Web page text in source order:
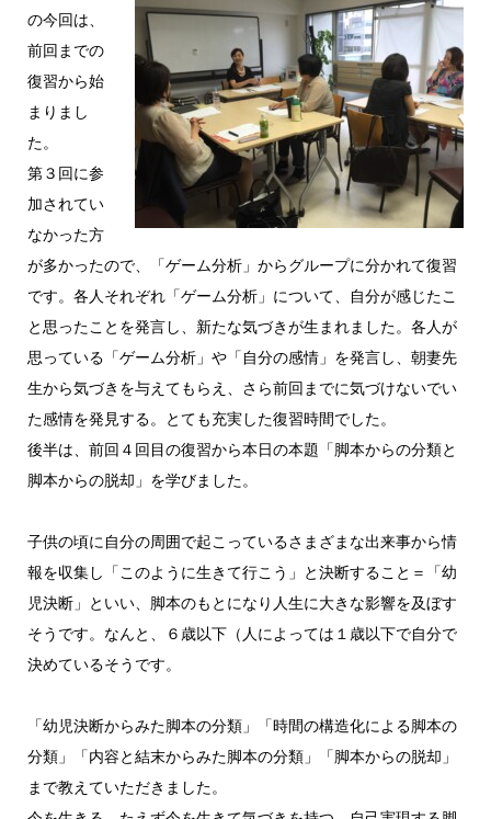
の今回は、
前回までの
復習から始
まりまし
た。
第３回に参
加されてい
なかった方
が多かったので、「ゲーム分析」からグループに分かれて復習
です。各人それぞれ「ゲーム分析」について、自分が感じたこ
と思ったことを発言し、新たな気づきが生まれました。各人が
思っている「ゲーム分析」や「自分の感情」を発言し、朝妻先
生から気づきを与えてもらえ、さら前回までに気づけないでい
た感情を発見する。とても充実した復習時間でした。
後半は、前回４回目の復習から本日の本題「脚本からの分類と
脚本からの脱却」を学びました。
子供の頃に自分の周囲で起こっているさまざまな出来事から情
報を収集し「このように生きて行こう」と決断すること＝「幼
児決断」といい、脚本のもとになり人生に大きな影響を及ぼす
そうです。なんと、６歳以下（人によっては１歳以下で自分で
決めているそうです。
「幼児決断からみた脚本の分類」「時間の構造化による脚本の
分類」「内容と結末からみた脚本の分類」「脚本からの脱却」
まで教えていただきました。